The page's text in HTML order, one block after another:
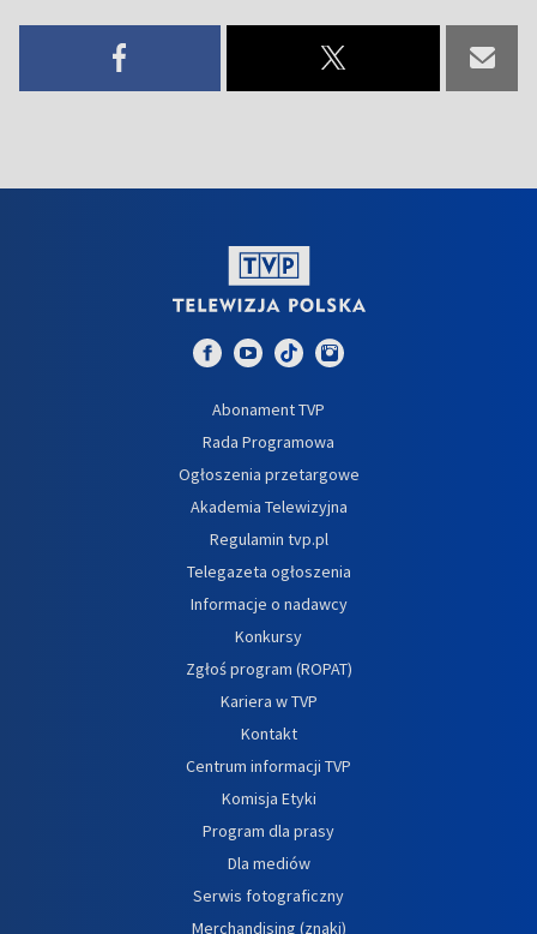
Abonament TVP
Rada Programowa
Ogłoszenia przetargowe
Akademia Telewizyjna
Regulamin tvp.pl
Telegazeta ogłoszenia
Informacje o nadawcy
Konkursy
Zgłoś program (ROPAT)
Kariera w TVP
Kontakt
Centrum informacji TVP
Komisja Etyki
Program dla prasy
Dla mediów
Serwis fotograficzny
Merchandising (znaki)